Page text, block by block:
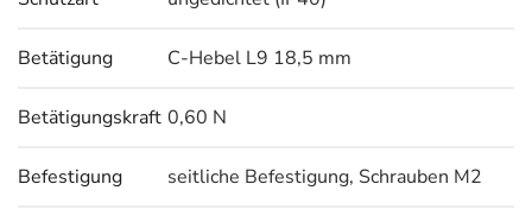
Betätigung C-Hebel L9 18,5 mm
Betätigungskraft 0,60 N
Befestigung seitliche Befestigung, Schrauben M2